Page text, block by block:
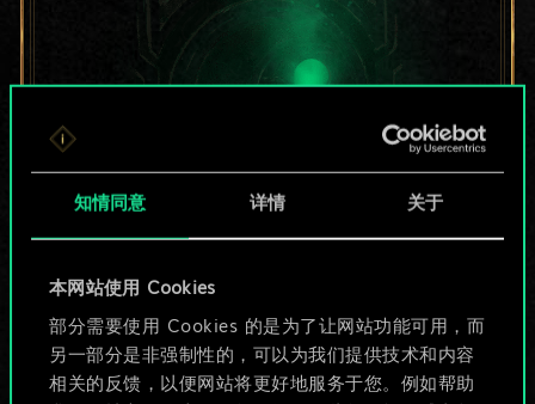
知情同意 详情 关于
本网站使用 Cookies
部分需要使用 Cookies 的是为了让网站功能可用，而
另一部分是非强制性的，可以为我们提供技术和内容
相关的反馈，以便网站将更好地服务于您。例如帮助
目前只是分享了一套
牌，但能做的不止这
些！